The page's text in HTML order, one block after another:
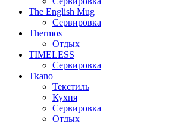
The English Mug
Сервировка
Thermos
Отдых
TIMELESS
Сервировка
Tkano
Текстиль
Кухня
Сервировка
Отдых